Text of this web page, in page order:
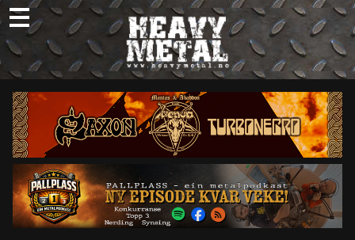
Skip
to
content
Nyheter
Omtaler
Intervjuer
Om oss
Abonner
Søk